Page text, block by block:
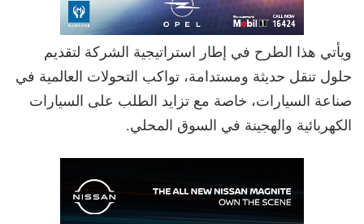
ويأتي هذا الطرح في إطار استراتيجية الشركة لتقديم
حلول تنقل حديثة ومستدامة، تواكب التحولات العالمية في
صناعة السيارات، خاصة مع تزايد الطلب على السيارات
الكهربائية والهجينة في السوق المحلي.